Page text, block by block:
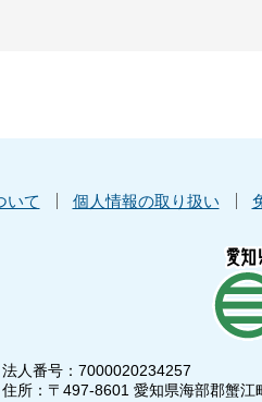
いて 個人情報の取り扱い
法人番号：7000020234257
住所：〒497-8601 愛知県海部郡蟹江